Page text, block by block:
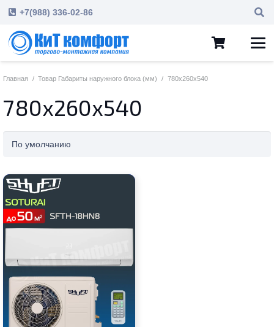
+7(988) 336-02-86
Главная / Товар Габариты наружного блока (мм) / 780x260x540
780x260x540